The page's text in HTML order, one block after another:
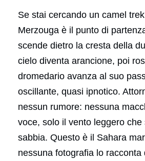
Se stai cercando un camel
Merzouga è il punto di
scende dietro la cresta della
cielo diventa arancione, poi
dromedario avanza al suo
oscillante, quasi ipnotico.
nessun rumore: nessuna
voce, solo il vento leggero che
sabbia. Questo è il Sahara
nessuna fotografia lo racconta